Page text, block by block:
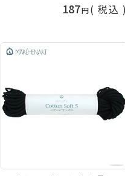
187 税込